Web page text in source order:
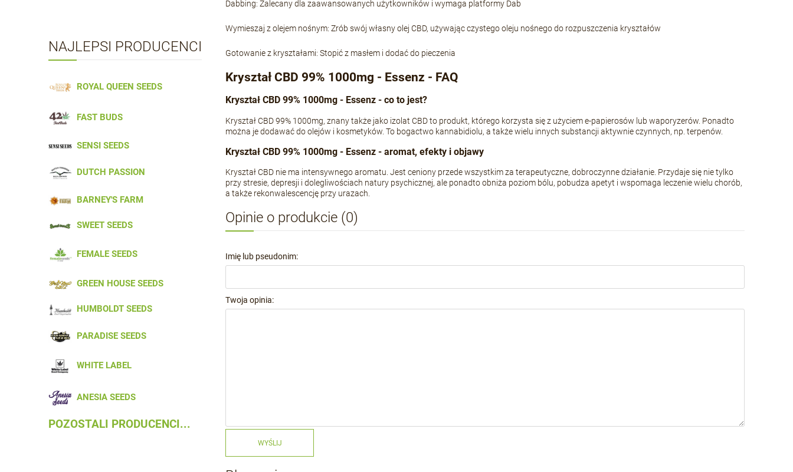
NAJLEPSI PRODUCENCI
ROYAL QUEEN SEEDS
FAST BUDS
SENSI SEEDS
DUTCH PASSION
BARNEY'S FARM
SWEET SEEDS
FEMALE SEEDS
GREEN HOUSE SEEDS
HUMBOLDT SEEDS
PARADISE SEEDS
WHITE LABEL
ANESIA SEEDS
POZOSTALI PRODUCENCI...
Dabbing: Zalecany dla zaawansowanych użytkowników i wymaga platformy Dab
Wymieszaj z olejem nośnym: Zrób swój własny olej CBD, używając czystego oleju nośnego do rozpuszczenia kryształów
Gotowanie z kryształami: Stopić z masłem i dodać do pieczenia
Kryształ CBD 99% 1000mg - Essenz - FAQ
Kryształ CBD 99% 1000mg - Essenz - co to jest?
Kryształ CBD 99% 1000mg, znany także jako izolat CBD to produkt, którego korzysta się z użyciem e-papierosów lub waporyzerów. Ponadto
można je dodawać do olejów i kosmetyków. To bogactwo kannabidiolu, a także wielu innych substancji aktywnie czynnych, np. terpenów.
Kryształ CBD 99% 1000mg - Essenz - aromat, efekty i objawy
Kryształ CBD nie ma intensywnego aromatu. Jest ceniony przede wszystkim za terapeutyczne, dobroczynne działanie. Przydaje się nie tylko
przy stresie, depresji i dolegliwościach natury psychicznej, ale ponadto obniża poziom bólu, pobudza apetyt i wspomaga leczenie wielu chorób,
a także rekonwalescencję przy urazach.
Opinie o produkcie (0)
Imię lub pseudonim:
Twoja opinia:
WYŚLIJ